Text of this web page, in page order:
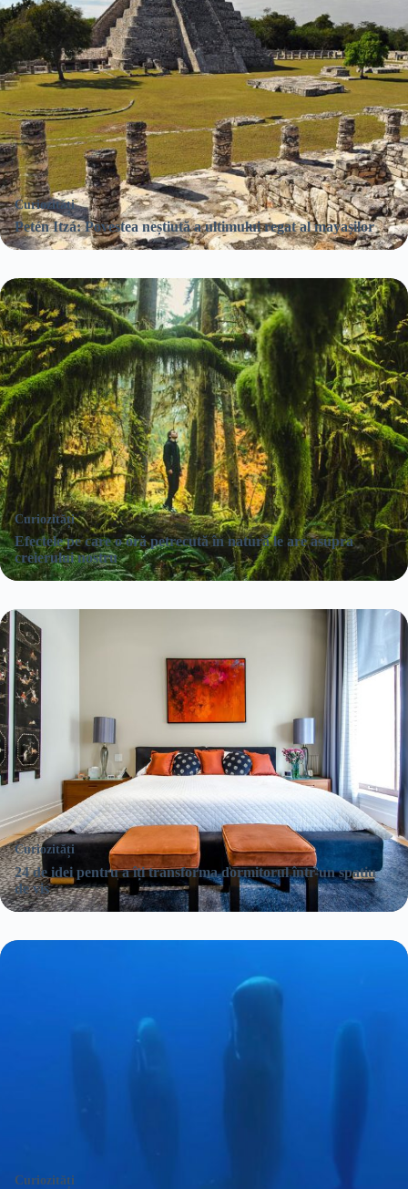
Curiozități
Petén Itzá: Povestea neștiută a ultimului regat al mayașilor
Curiozități
Efectele pe care o oră petrecută în natură le are asupra
creierului nostru
Curiozități
24 de idei pentru a îți transforma dormitorul într-un spațiu
de vis
Curiozități